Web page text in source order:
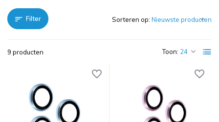
Filter
9 producten Toon:
Sorteren op: